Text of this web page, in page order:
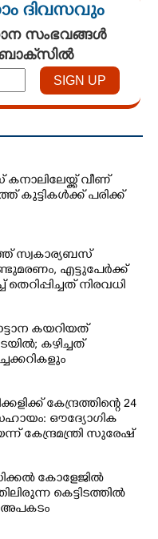
ദിവസവും
സംഭവങ്ങൾ
വീണ്
കുട്ടികൾക്ക് പരിക്ക്
സ്വകാര്യബസ്
എട്ടുപേർക്ക്
തെറിപ്പിച്ചത് നിരവധി
കയറിയത്
കഴിച്ചത്
കേന്ദ്രത്തിന്റെ 24
ഔദ്യോഗിക
കേന്ദ്രമന്ത്രി സുരേഷ്
കോളേജിൽ
കെട്ടിടത്തിൽ
അപകടം